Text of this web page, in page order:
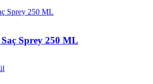
Sprey 250 ML